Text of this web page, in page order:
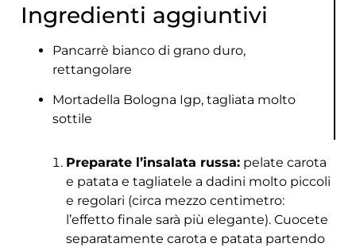
Ingredienti aggiuntivi
Pancarrè bianco di grano duro,
rettangolare
Mortadella Bologna Igp, tagliata molto
sottile
Preparate l’insalata russa:pelate carota
e patata e tagliatele a dadini molto piccoli
e regolari (circa mezzo centimetro:
l’effetto finale sarà più elegante). Cuocete
separatamente carota e patata partendo